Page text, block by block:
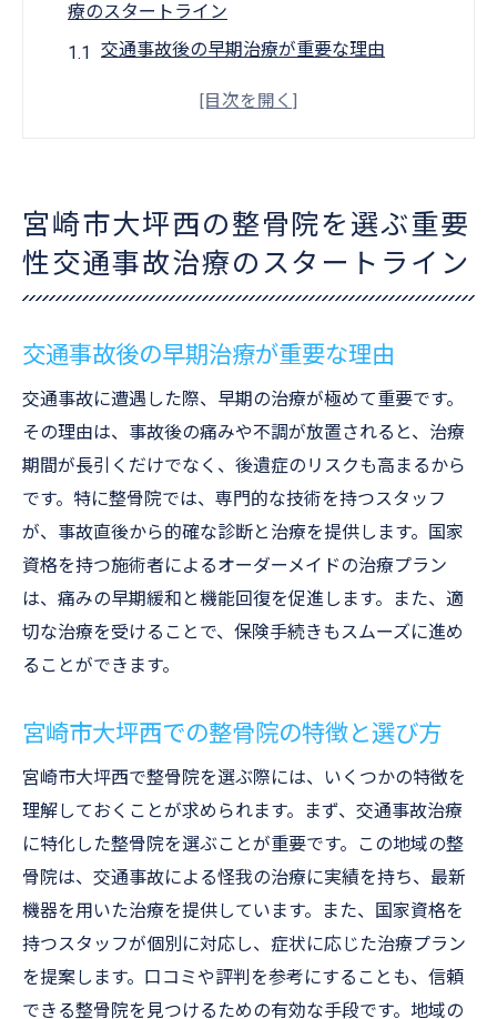
療のスタートライン
交通事故後の早期治療が重要な理由
宮崎市大坪西での整骨院の特徴と選び方
地域密着型整骨院が支持される理由
整骨院の国家資格スタッフが提供する専門的な
国家資格を持つスタッフの信頼性
個々の症状に合わせたオーダーメイド治療
最新技術を用いた治療方法の紹介
交通事故治療に特化したスタッフの役割
治療品質を支えるスタッフ教育の重要性
専門スタッフによる安心の治療環境
交通事故後のリハビリ整骨院の最新治療機器の
力を活用する
最新治療機器がもたらすリハビリの効果
リハビリプランのカスタマイズ方法
最新機器を利用した治療の流れ
整骨院での保険手続きのサポート治療を円滑に
進める秘訣
保険手続きを整骨院がサポートする理由
交通事故治療における保険適用のポイント
宮崎市大坪西の整骨院を選ぶ重要
性交通事故治療のスタートライン
交通事故後の早期治療が重要な理由
交通事故に遭遇した際、早期の治療が極めて重要です。
その理由は、事故後の痛みや不調が放置されると、治療
期間が長引くだけでなく、後遺症のリスクも高まるから
です。特に整骨院では、専門的な技術を持つスタッフ
が、事故直後から的確な診断と治療を提供します。国家
資格を持つ施術者によるオーダーメイドの治療プラン
は、痛みの早期緩和と機能回復を促進します。また、適
切な治療を受けることで、保険手続きもスムーズに進め
ることができます。
宮崎市大坪西での整骨院の特徴と選び方
宮崎市大坪西で整骨院を選ぶ際には、いくつかの特徴を
理解しておくことが求められます。まず、交通事故治療
に特化した整骨院を選ぶことが重要です。この地域の整
骨院は、交通事故による怪我の治療に実績を持ち、最新
機器を用いた治療を提供しています。また、国家資格を
持つスタッフが個別に対応し、症状に応じた治療プラン
を提案します。口コミや評判を参考にすることも、信頼
できる整骨院を見つけるための有効な手段です。地域の